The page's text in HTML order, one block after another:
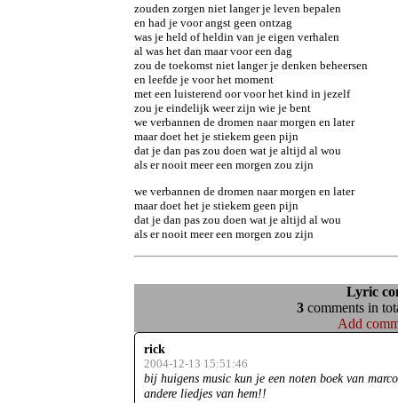
zouden zorgen niet langer je leven bepalen
en had je voor angst geen ontzag
was je held of heldin van je eigen verhalen
al was het dan maar voor een dag
zou de toekomst niet langer je denken beheersen
en leefde je voor het moment
met een luisterend oor voor het kind in jezelf
zou je eindelijk weer zijn wie je bent
we verbannen de dromen naar morgen en later
maar doet het je stiekem geen pijn
dat je dan pas zou doen wat je altijd al wou
als er nooit meer een morgen zou zijn
we verbannen de dromen naar morgen en later
maar doet het je stiekem geen pijn
dat je dan pas zou doen wat je altijd al wou
als er nooit meer een morgen zou zijn
Lyric
3comments in
Add
rick
2004-12-13 15:51:46
bij huigens music kun je een noten boek van
andere liedjes van hem!!